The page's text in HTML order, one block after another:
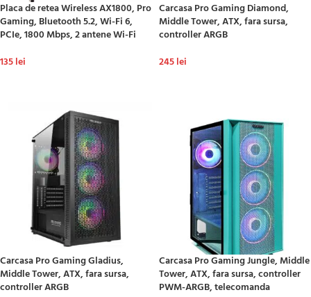
Placa de retea Wireless AX1800, Pro
Gaming, Bluetooth 5.2, Wi-Fi 6,
PCIe, 1800 Mbps, 2 antene Wi-Fi
135lei
Carcasa Pro Gaming Diamond,
Middle Tower, ATX, fara sursa,
controller ARGB
245lei
Carcasa Pro Gaming Gladius,
Middle Tower, ATX, fara sursa,
controller ARGB
Carcasa Pro Gaming Jungle, Middle
Tower, ATX, fara sursa, controller
PWM-ARGB, telecomanda